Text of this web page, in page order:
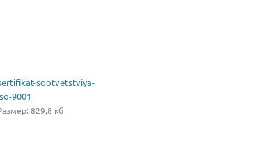
sootvetstviya-
9001
829,8 кб